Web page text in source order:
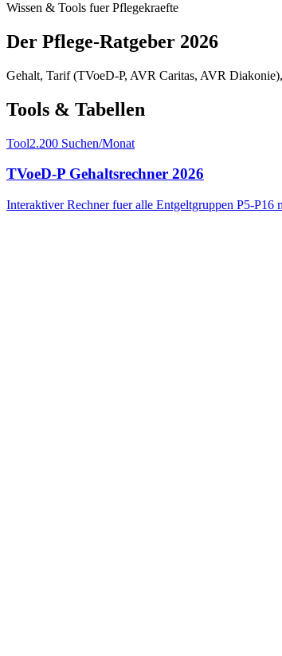
Wissen & Tools fuer Pflegekraefte
Der Pflege-Ratgeber 2026
Gehalt, Tarif (TVoeD-P, AVR Caritas, AVR
Tools & Tabellen
Tool2.200 Suchen/Monat
TVoeD-P Gehaltsrechner 2026
Interaktiver Rechner fuer alle Entgeltgruppen P5-P16